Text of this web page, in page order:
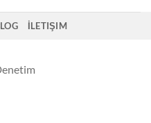
İLETIŞIM